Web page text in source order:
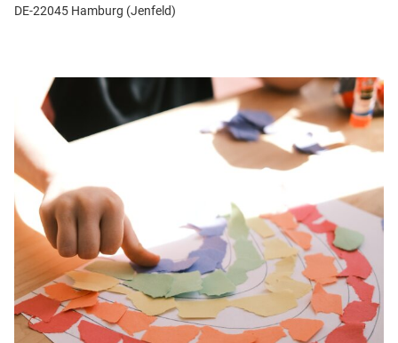
DE-22045 Hamburg (Jenfeld)